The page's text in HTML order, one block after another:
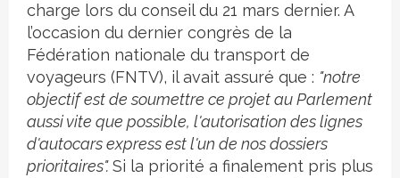
charge lors du conseil du 21 mars dernier. A
l’occasion du dernier congrès de la
Fédération nationale du transport de
voyageurs (FNTV), il avait assuré que : "notre
objectif est de soumettre ce projet au Parlement
aussi vite que possible, l'autorisation des lignes
d'autocars express est l'un de nos dossiers
prioritaires".Si la priorité a finalement pris plus